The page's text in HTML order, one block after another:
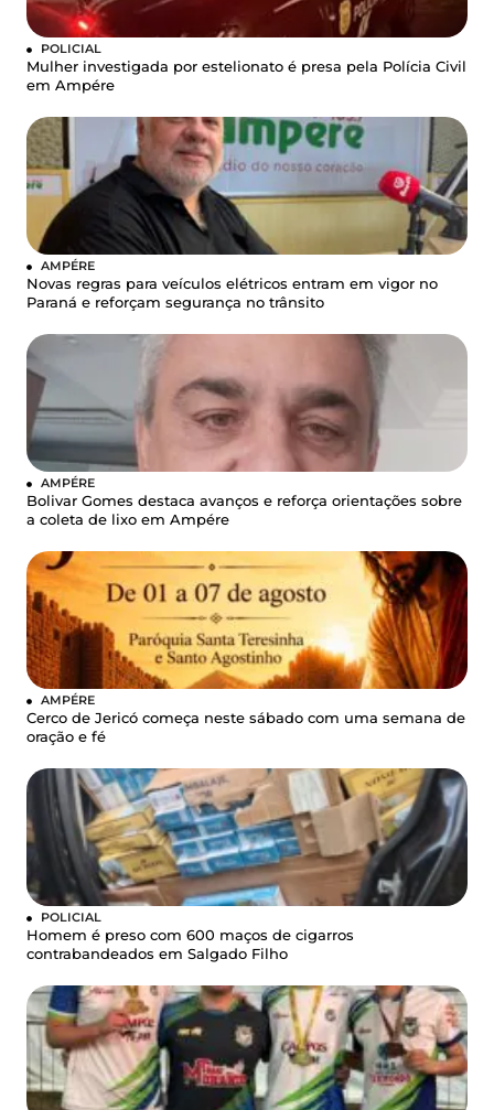
POLICIAL
Mulher investigada por estelionato é presa pela Polícia Civil
em Ampére
AMPÉRE
Novas regras para veículos elétricos entram em vigor no
Paraná e reforçam segurança no trânsito
AMPÉRE
Bolivar Gomes destaca avanços e reforça orientações sobre
a coleta de lixo em Ampére
AMPÉRE
Cerco de Jericó começa neste sábado com uma semana de
oração e fé
POLICIAL
Homem é preso com 600 maços de cigarros
contrabandeados em Salgado Filho